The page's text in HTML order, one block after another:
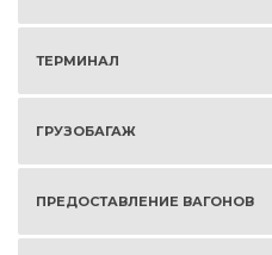
ТЕРМИНАЛ
ГРУЗОБАГАЖ
ПРЕДОСТАВЛЕНИЕ ВАГОНОВ